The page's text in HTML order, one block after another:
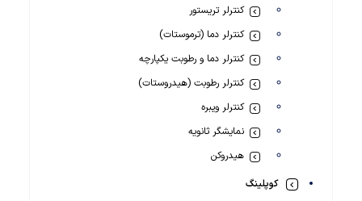
کنترلر تریستور
کنترلر دما (ترموستات)
کنترلر دما و رطوبت یکپارچه
کنترلر رطوبت (هیدروستات)
کنترلر ویبره
نمایشگر ثانویه
هیدروکن
کوپلینگ